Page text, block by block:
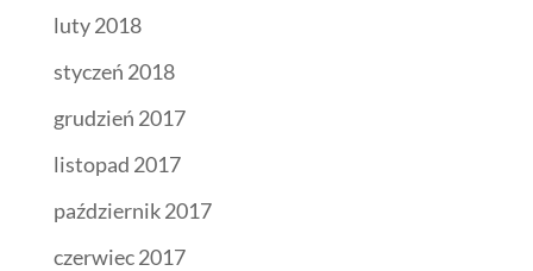
luty 2018
styczeń 2018
grudzień 2017
listopad 2017
październik 2017
czerwiec 2017